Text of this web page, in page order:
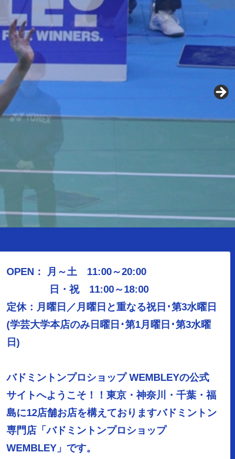
OPEN： 月～土 11:00～20:00
日・祝 11:00～18:00
定休：月曜日／ 月曜日と重なる祝日･第3水曜日
(学芸大学本店のみ日曜日･第1月曜日･第3水曜
日)
バドミントンプロショップ WEMBLEYの公式
サイトへようこそ！！東京・神奈川・千葉・福
島に12店舗お店を構えておりますバドミントン
専門店「バドミントンプロショップ
WEMBLEY」です。